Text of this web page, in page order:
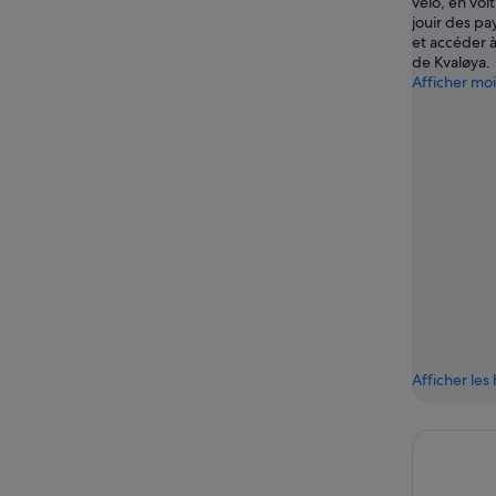
jouir des
et accéder
de Kvaløya.
Afficher
Afficher les